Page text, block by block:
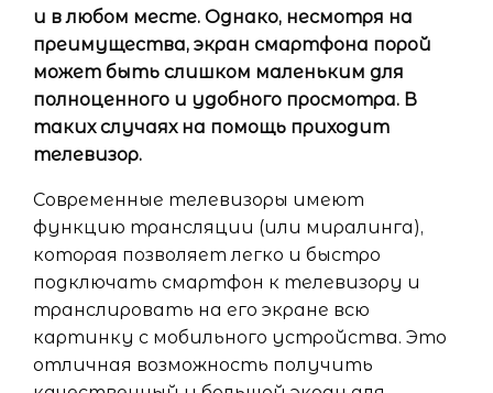
и в любом месте. Однако, несмотря на
преимущества, экран смартфона порой
может быть слишком маленьким для
полноценного и удобного просмотра. В
таких случаях на помощь приходит
телевизор.
Современные телевизоры имеют
функцию трансляции (или миралинга),
которая позволяет легко и быстро
подключать смартфон к телевизору и
транслировать на его экране всю
картинку с мобильного устройства. Это
отличная возможность получить